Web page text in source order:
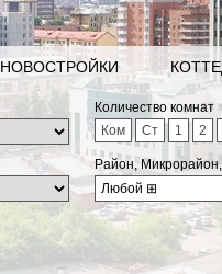
НОВОСТРОЙКИ
Количество комнат
Ком
Ст 1 2
Район,
Любой ⊞